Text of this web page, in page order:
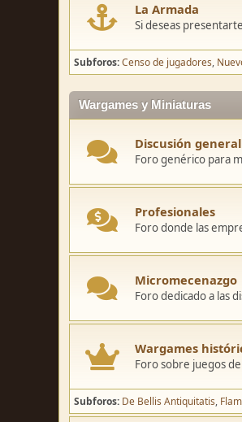
La Armada
Si deseas
Subforos Censo de jugadores
Wargames y Miniaturas
Discusión general
Foro genérico para
Profesionales
Foro donde las
Micromecenazgo
Foro dedicado a las
Wargames
Foro sobre juegos
Subforos De Bellis Antiquitatis